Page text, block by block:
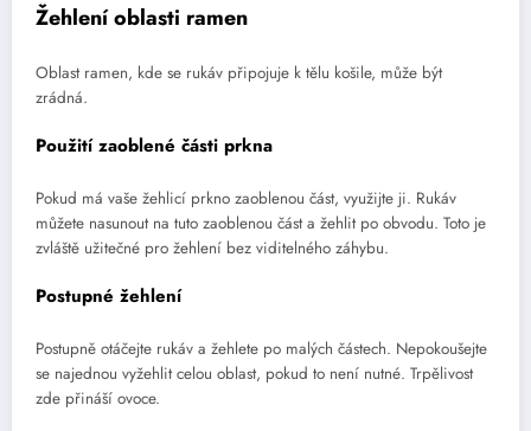
Žehlení oblasti ramen
Oblast ramen, kde se rukáv připojuje k tělu košile, může být
zrádná.
Použití zaoblené části prkna
Pokud má vaše žehlicí prkno zaoblenou část, využijte ji. Rukáv
můžete nasunout na tuto zaoblenou část a žehlit po obvodu. Toto je
zvláště užitečné pro žehlení bez viditelného záhybu.
Postupné žehlení
Postupně otáčejte rukáv a žehlete po malých částech. Nepokoušejte
se najednou vyžehlit celou oblast, pokud to není nutné. Trpělivost
zde přináší ovoce.